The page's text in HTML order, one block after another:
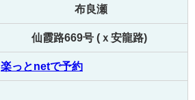
布良瀬
仙霞路669号 (ｘ安龍路)
楽っとnetで予約